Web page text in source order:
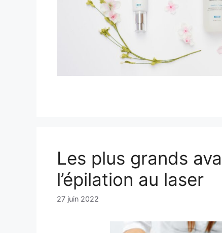
Les plus grands
l’épilation au laser
27 juin 2022